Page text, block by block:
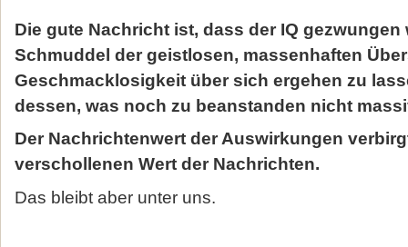
Die gute Nachricht ist, dass der IQ
Schmuddel der geistlosen, massenhaften
Geschmacklosigkeit über sich ergehen zu
dessen, was noch zu beanstanden nicht
Der Nachrichtenwert der Auswirkungen
verschollenen Wert der Nachrichten.
Das bleibt aber unter uns.